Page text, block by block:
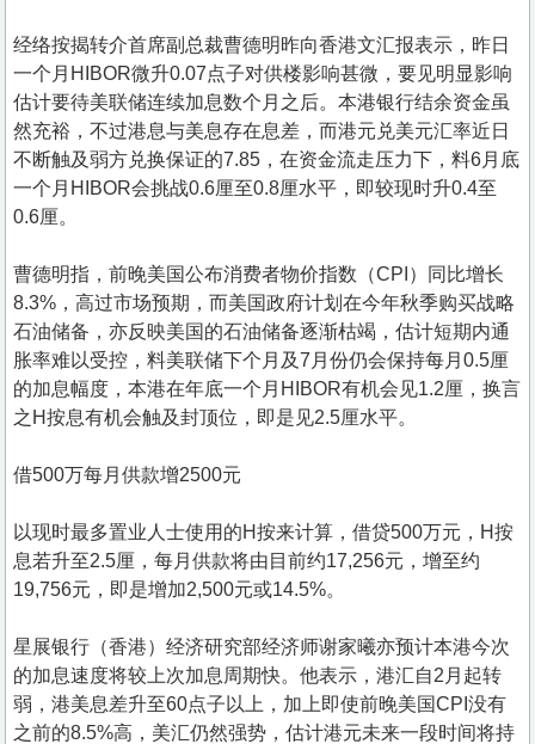
经络按揭转介首席副总裁曹德明昨向香港文汇报表示，昨日
一个月HIBOR微升0.07点子对供楼影响甚微，要见明显影响
估计要待美联储连续加息数个月之后。本港银行结余资金虽
然充裕，不过港息与美息存在息差，而港元兑美元汇率近日
不断触及弱方兑换保证的7.85，在资金流走压力下，料6月底
一个月HIBOR会挑战0.6厘至0.8厘水平，即较现时升0.4至
0.6厘。
曹德明指，前晚美国公布消费者物价指数（CPI）同比增长
8.3%，高过市场预期，而美国政府计划在今年秋季购买战略
石油储备，亦反映美国的石油储备逐渐枯竭，估计短期内通
胀率难以受控，料美联储下个月及7月份仍会保持每月0.5厘
的加息幅度，本港在年底一个月HIBOR有机会见1.2厘，换言
之H按息有机会触及封顶位，即是见2.5厘水平。
借500万每月供款增2500元
以现时最多置业人士使用的H按来计算，借贷500万元，H按
息若升至2.5厘，每月供款将由目前约17,256元，增至约
19,756元，即是增加2,500元或14.5%。
星展银行（香港）经济研究部经济师谢家曦亦预计本港今次
的加息速度将较上次加息周期快。他表示，港汇自2月起转
弱，港美息差升至60点子以上，加上即使前晚美国CPI没有
之前的8.5%高，美汇仍然强势，估计港元未来一段时间将持